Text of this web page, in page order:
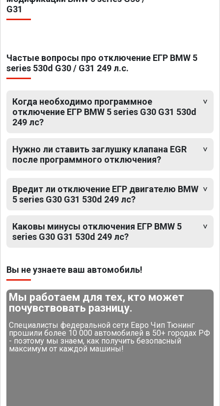
G31
Частые вопросы про отключение ЕГР BMW 5
series 530d G30 / G31 249 л.с.
Когда необходимо программное
отключение ЕГР BMW 5 series G30 G31 530d
249 лс?
Нужно ли ставить заглушку клапана EGR
после программного отключения?
Вредит ли отключение ЕГР двигателю BMW
5 series G30 G31 530d 249 лс?
Каковы минусы отключения ЕГР BMW 5
series G30 G31 530d 249 лс?
Вы не узнаете ваш автомобиль!
Мы работаем для тех, кто может
почувствовать разницу.
Специалисты федеральной сети Евро Чип Тюнинг
прошили более 10 000 автомобилей в 50+ городах РФ
- поэтому мы знаем, как получить безопасный
максимум от каждой машины!